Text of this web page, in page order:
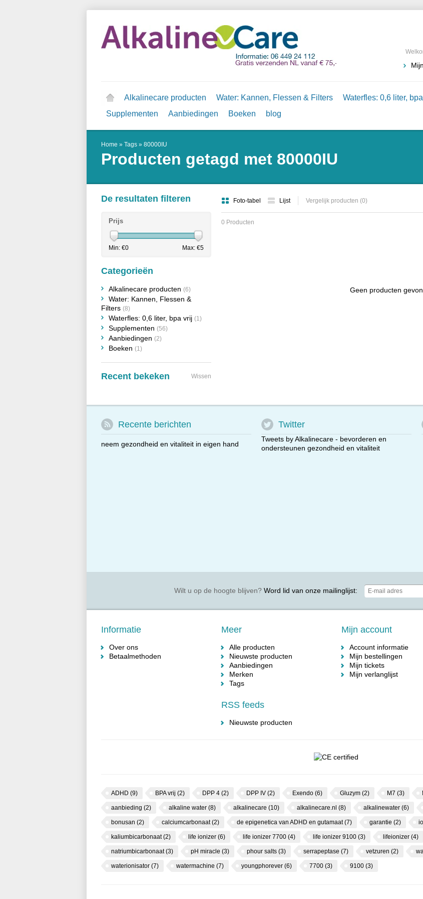
Alkalinecare producten Water: Kannen, Flessen & Filters
Waterfles: 0,6 liter,
Supplementen
Aanbiedingen Boeken blog
Home » Tags » 80000IU
Producten getagd met 80000IU
Foto-tabel Lijst Vergelijk producten (0)
0 Producten
Geen producten
De resultaten filteren
Prijs
Min: €0 Max: €5
Categorieën
Alkalinecare producten (6)
Water: Kannen, Flessen &
Filters (8)
Waterfles: 0,6 liter, bpa vrij (1)
Supplementen (56)
Aanbiedingen (2)
Boeken (1)
Recent bekeken Wissen
Recente berichten
neem gezondheid en vitaliteit in eigen hand
Twitter
Tweets by Alkalinecare - bevorderen en
ondersteunen gezondheid en vitaliteit
Wilt u op de hoogte blijven?Word lid van onze mailinglijst:
Informatie
Over ons
Betaalmethoden
Meer
Alle producten
Nieuwste producten
Aanbiedingen
Merken
Tags
RSS feeds
Nieuwste producten
Mijn account
Account informatie
Mijn bestellingen
Mijn tickets
Mijn verlanglijst
ADHD (9) BPA vrij (2) DPP 4 (2) DPP IV (2) Exendo (6) Gluzym (2) M7 (3)
aanbieding (2) alkaline water (8) alkalinecare (10) alkalinecare.nl (8) alkalinewater (6)
bonusan (2) calciumcarbonaat(2) de epigenetica van ADHD en gutamaat(7) garantie (2)
kaliumbicarbonaat(2) life ionizer (6) life ionizer 7700 (4) life ionizer 9100 (3) lifeionizer (4)
natriumbicarbonaat(3) pH miracle (3) phour salts (3) serrapeptase (7) vetzuren (2)
waterionisator (7) watermachine (7) youngphorever (6) 7700 (3) 9100 (3)